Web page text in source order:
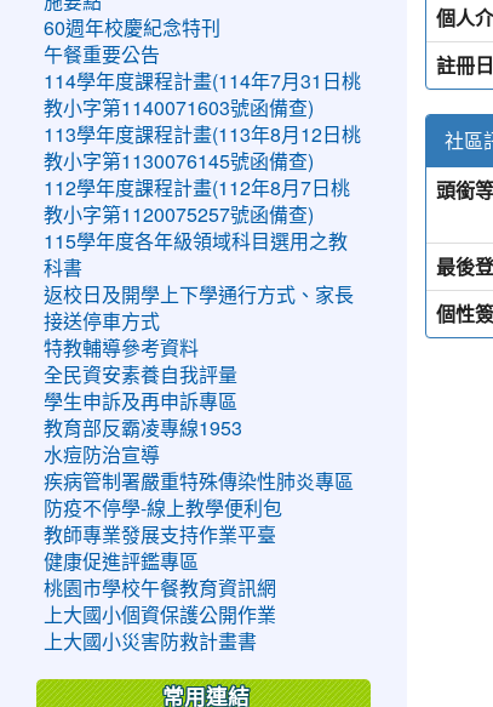
個人
註冊
社區
頭銜
最後
個性
60週年校慶紀念特刊
午餐重要公告
114學年度課程計畫(114年7月31日桃
教小字第1140071603號函備查)
113學年度課程計畫(113年8月12日桃
教小字第1130076145號函備查)
112學年度課程計畫(112年8月7日桃
教小字第1120075257號函備查)
115學年度各年級領域科目選用之教
科書
返校日及開學上下學通行方式、家長
接送停車方式
特教輔導參考資料
全民資安素養自我評量
學生申訴及再申訴專區
教育部反霸凌專線1953
水痘防治宣導
疾病管制署嚴重特殊傳染性肺炎專區
防疫不停學-線上教學便利包
教師專業發展支持作業平臺
健康促進評鑑專區
桃園市學校午餐教育資訊網
上大國小個資保護公開作業
上大國小災害防救計畫書
常用連結